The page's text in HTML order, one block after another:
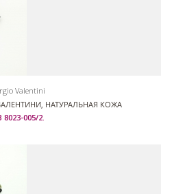
Valentini
НАТУРАЛЬНАЯ КОЖА
8023-005/2.